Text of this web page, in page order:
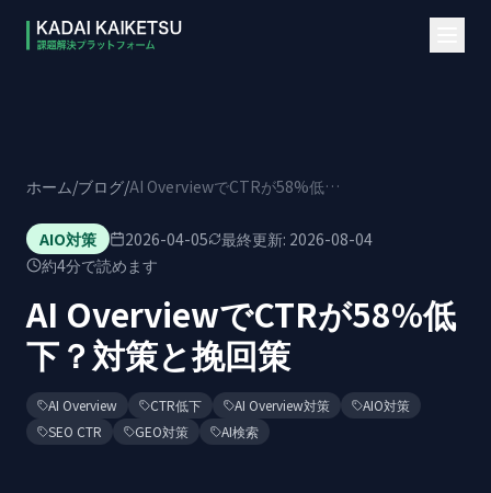
ホーム/ブログ/ AI OverviewでCTRが58%低下？対策と挽回策
AIO対策 2026-04-05 最終更新: 2026-08-04
約4分で読めます
AI OverviewでCTRが58%低
下？対策と挽回策
AI Overview CTR低下 AI Overview対策
AIO対策
SEO CTR
GEO対策 AI検索